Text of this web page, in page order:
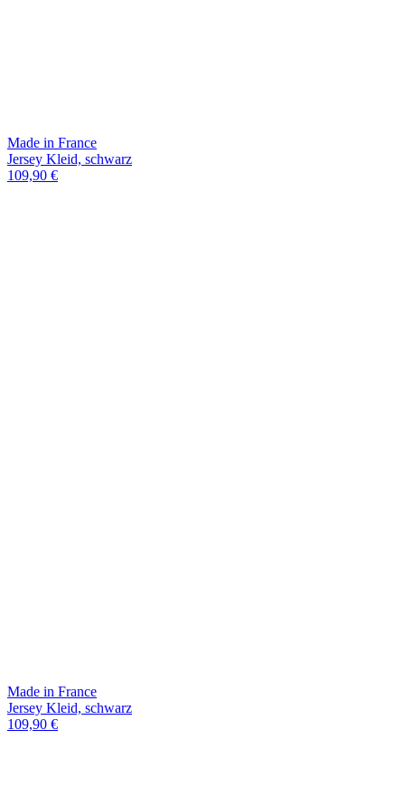
Made in France
Jersey Kleid, schwarz
109,90 €
Made in France
Jersey Kleid, schwarz
109,90 €